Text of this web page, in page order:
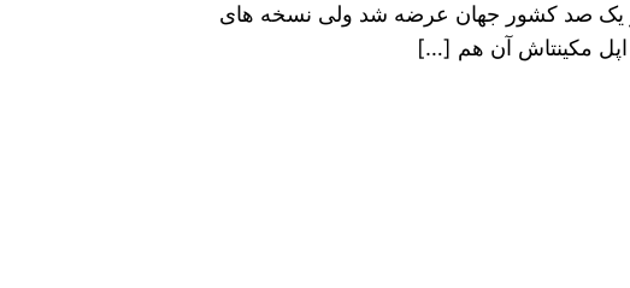
یک صد کشور جهان عرضه شد ولی نسخه های
اپل مکینتاش آن هم […]